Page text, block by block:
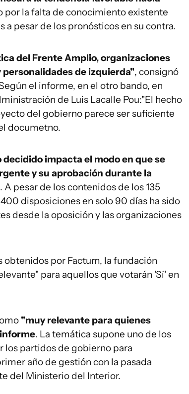
por la falta de conocimiento existente
pesar de los pronósticos en su contra.
del Frente Amplio, organizaciones
de izquierda", consignó
el informe, en el otro bando, en
de Luis Lacalle Pou:"El hecho
del gobierno parece ser suficiente
documetno.
impacta el modo en que se
y su aprobación durante la
pesar de los contenidos de los 135
disposiciones en solo 90 días ha sido
desde la oposición y las organizaciones
obtenidos por Factum, la fundación
para aquellos que votarán 'Sí' en
"muy relevante para quienes
. La temática supone uno de los
los partidos de gobierno para
año de gestión con la pasada
del Ministerio del Interior.